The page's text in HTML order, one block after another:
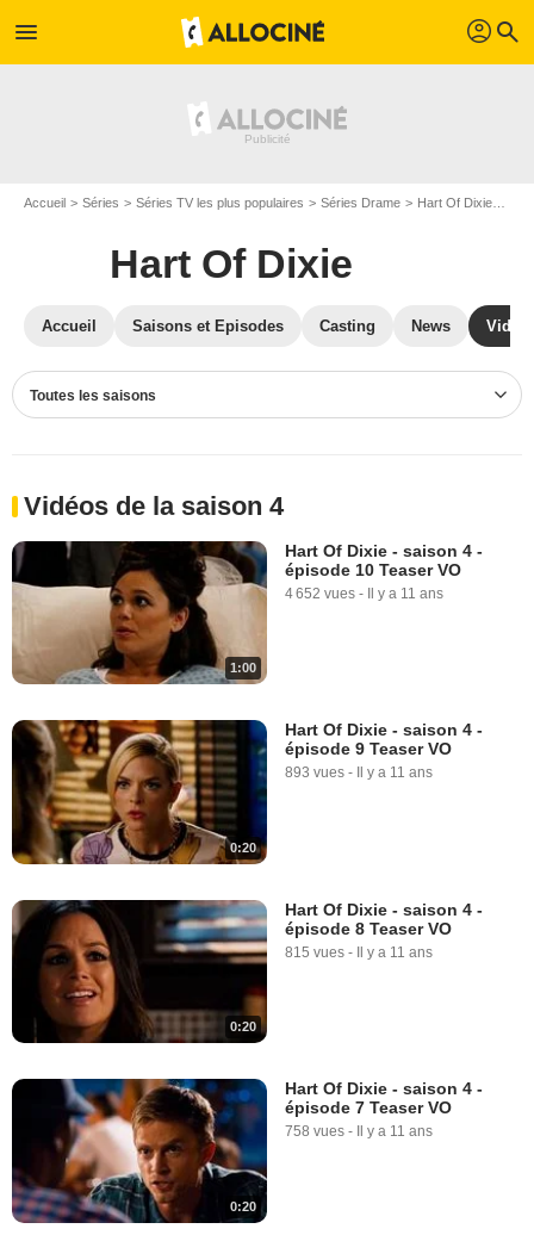
menu profil search
Accueil Séries Séries TV les plus populaires Séries Drame Hart Of Dixie
Hart Of Dixie
Accueil Saisons et Episodes Casting News
Toutes les saisons
Vidéos de la saison 4
1:00
Hart Of Dixie - saison 4 -
épisode 10 Teaser VO
4 652 vues - Il y a 11 ans
0:20
Hart Of Dixie - saison 4 -
épisode 9 Teaser VO
893 vues - Il y a 11 ans
0:20
Hart Of Dixie - saison 4 -
épisode 8 Teaser VO
815 vues - Il y a 11 ans
0:20
Hart Of Dixie - saison 4 -
épisode 7 Teaser VO
758 vues - Il y a 11 ans